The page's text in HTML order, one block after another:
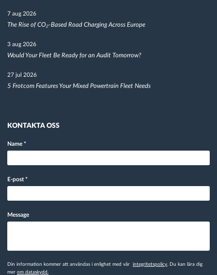
7 aug 2026
The Rise of CO₂-Based Road Charging Across Europe
3 aug 2026
Would Your Fleet Be Ready for an Audit Tomorrow?
27 jul 2026
5 Frotcom Features Your Mixed Powertrain Fleet Needs
KONTAKTA OSS
Name *
E-post*
Message
Din information kommer att användas i enlighet med vår integritetspolicy . Du kan lära dig
mer om dataskydd.